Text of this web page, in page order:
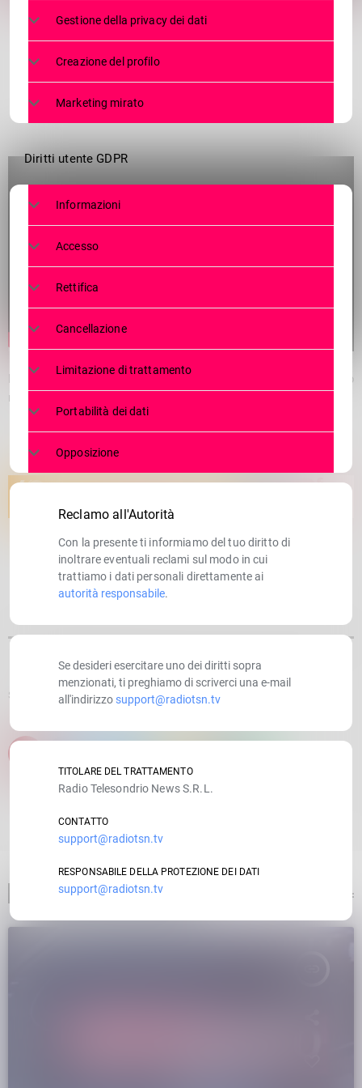
Diventare estetista. Tante richieste, a Morbegno l’Enaip
raddoppia
SCRITTO DA:RADIOTSN
ARTICOLO PRECEDENTE
Gestione della privacy dei dati
Creazione del profilo
Marketing mirato
Diritti utente GDPR
Informazioni
Accesso
Rettifica
Cancellazione
Limitazione di trattamento
Portabilità dei dati
Opposizione
Reclamo all'Autorità
Con la presente ti informiamo del tuo diritto di
inoltrare eventuali reclami sul modo in cui
trattiamo i dati personali direttamente ai
autorità responsabile.
Se desideri esercitare uno dei diritti sopra
menzionati, ti preghiamo di scriverci una e-mail
all'indirizzo support@radiotsn.tv
TITOLARE DEL TRATTAMENTO
Radio Telesondrio News S.R.L.
CONTATTO
support@radiotsn.tv
RESPONSABILE DELLA PROTEZIONE DEI DATI
support@radiotsn.tv